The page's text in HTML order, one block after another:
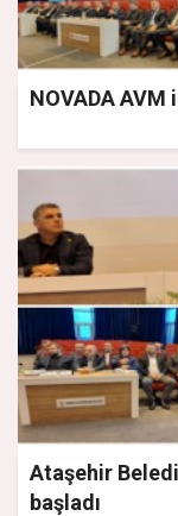
NOVADA
Ataşehir
başladı